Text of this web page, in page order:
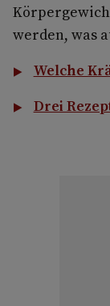
werden, was
Welche
Drei